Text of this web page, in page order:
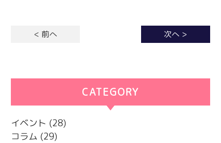
< 前へ 次へ >
CATEGORY
イベント (28)
コラム (29)